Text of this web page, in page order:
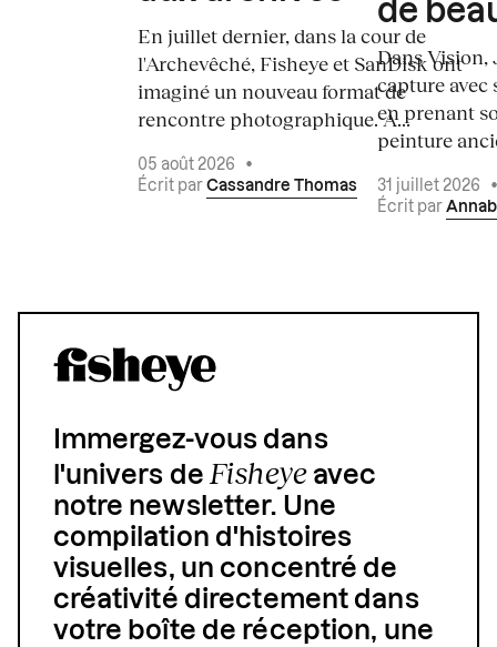
En juillet dernier, dans la cour de
l'Archevêché, Fisheye et SanDisk ont
imaginé un nouveau format de
rencontre photographique. À...
05 août 2026
•
Écrit par Cassandre Thomas
de
Dans
capture avec
en prenant
peinture
31 juillet 2026
Écrit par
Immergez-vous dans
l'univers de Fisheyeavec
notre newsletter. Une
compilation d'histoires
visuelles, un concentré de
créativité directement dans
votre boîte de réception, une